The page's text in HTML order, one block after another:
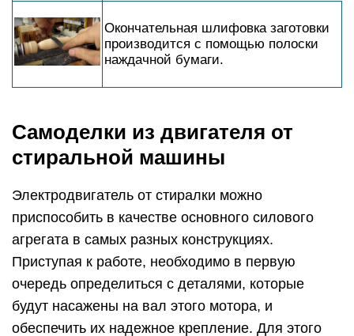
Окончательная шлифовка заготовки
производится с помощью полоски
наждачной бумаги.
Самоделки из двигателя от
стиральной машины
Электродвигатель от стиралки можно
приспособить в качестве основного силового
агрегата в самых разных конструкциях.
Приступая к работе, необходимо в первую
очередь определиться с деталями, которые
будут насажены на вал этого мотора, и
обеспечить их надежное крепление. Для этого